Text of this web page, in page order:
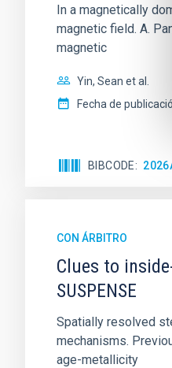
In a magnetically
magnetic field. A.
magnetic
Yin, Sean et al.
Fecha de
BIBCODE
CON ÁRBITRO
Clues to
SUSPENSE
Spatially resolved
mechanisms.
age-metallicity